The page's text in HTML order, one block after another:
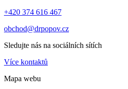
+420 374 616 467
obchod@drpopov.cz
Sledujte nás na sociálních sítích
Více kontaktů
Mapa webu